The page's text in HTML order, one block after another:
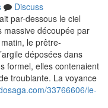
Discuss
par-dessous le ciel
massive découpée par
le prêtre-
déposées dans
formel, elles contenaient
troublante. La voyance
33766606/le-